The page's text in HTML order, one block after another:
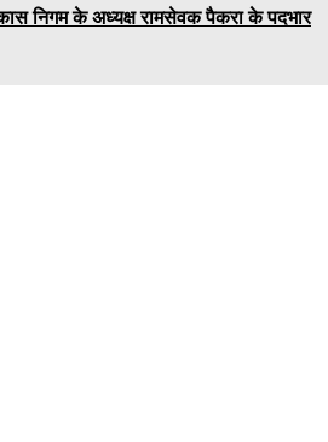
निगम के अध्यक्ष रामसेवक पैकरा के पदभार